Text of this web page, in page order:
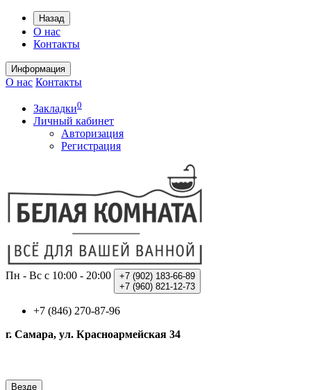
Назад
О нас
Контакты
Информация
О нас Контакты
Закладки0
Личный кабинет
Авторизация
Регистрация
Пн - Вс с 10:00 - 20:00 +7 (902) 183-66-89
+7 (960) 821-12-73
+7 (846) 270-87-96
г. Самара, ул. Красноармейская 34
Везде